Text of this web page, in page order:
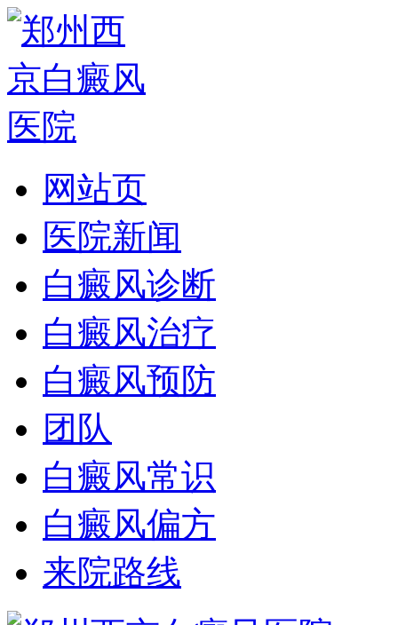
网站页
医院新闻
白癜风诊断
白癜风治疗
白癜风预防
团队
白癜风常识
白癜风偏方
来院路线